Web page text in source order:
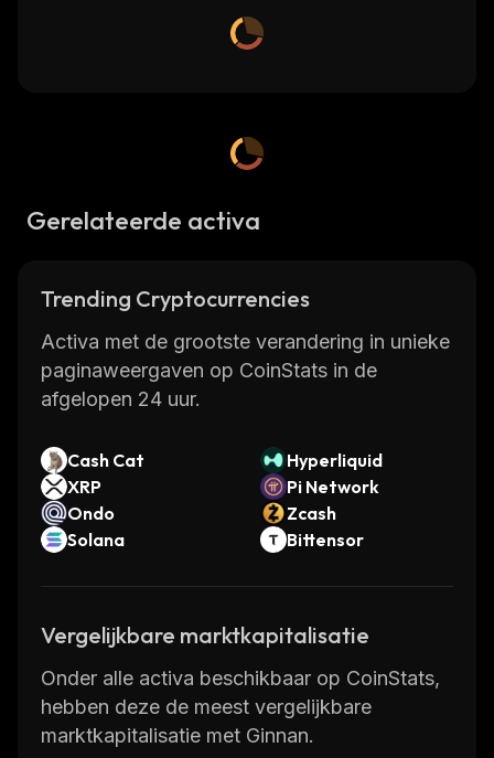
Gerelateerde activa
Trending Cryptocurrencies
Activa met de grootste verandering in unieke
paginaweergaven op CoinStats in de
afgelopen 24 uur.
Cash Cat
Hyperliquid
XRP
Pi Network
Ondo
Zcash
Solana
Bittensor
Vergelijkbare marktkapitalisatie
Onder alle activa beschikbaar op CoinStats,
hebben deze de meest vergelijkbare
marktkapitalisatie met Ginnan.